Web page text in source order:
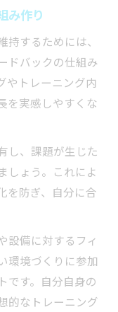
み作り
するためには、
ドバックの仕組み
やトレーニング内
を実感しやすくな
し、課題が生じた
しょう。これによ
を防ぎ、自分に合
設備に対するフィ
環境づくりに参加
です。自分自身の
的なトレーニング